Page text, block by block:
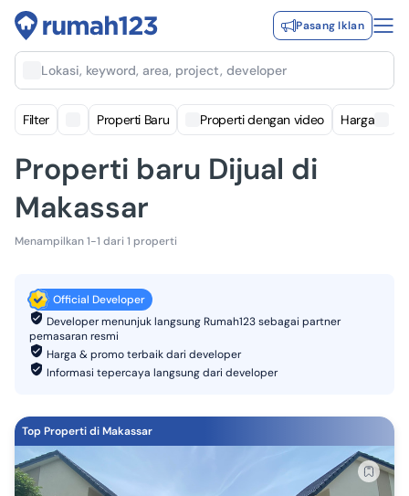
Pasang Iklan
Lokasi, keyword, area, project, developer
Filter Properti Baru Properti dengan video Harga
Properti baru Dijual di
Makassar
Menampilkan 1-1 dari 1 properti
Official Developer
Developer menunjuk langsung Rumah123 sebagai partner
pemasaran resmi
Harga & promo terbaik dari developer
Informasi tepercaya langsung dari developer
Top Properti di Makassar